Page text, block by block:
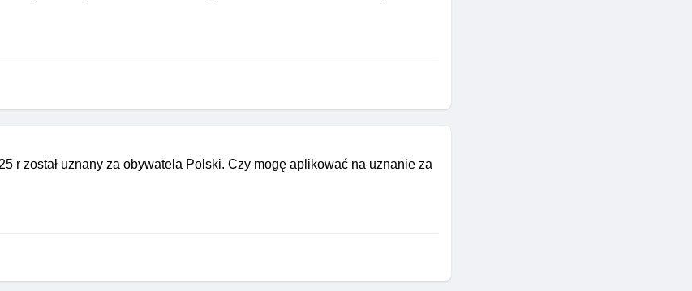
r został uznany za obywatela Polski. Czy mogę aplikować na uznanie za